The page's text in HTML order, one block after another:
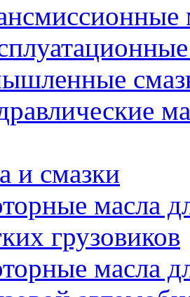
и смазки
масла
грузовиков
масла